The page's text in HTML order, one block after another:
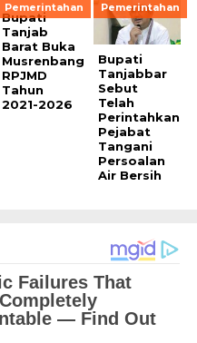
Pemerintahan
Bupati
Tanjab
Barat Buka
Musrenbang
RPJMD
Tahun
2021-2026
Pemerintahan
Bupati
Tanjabbar
Sebut
Telah
Perintahkan
Pejabat
Tangani
Persoalan
Air Bersih